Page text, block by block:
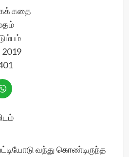
கதை
வந்து கொண்டிருந்த